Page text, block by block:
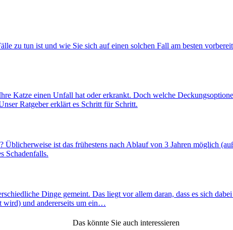
zu tun ist und wie Sie sich auf einen solchen Fall am besten
Katze einen Unfall hat oder erkrankt. Doch welche
Ratgeber erklärt es Schritt für Schritt.
ist das frühestens nach Ablauf von 3 Jahren möglich
Schadenfalls.
Dinge gemeint. Das liegt vor allem daran, dass es sich
wird) und andererseits um ein…
Das könnte Sie auch interessieren